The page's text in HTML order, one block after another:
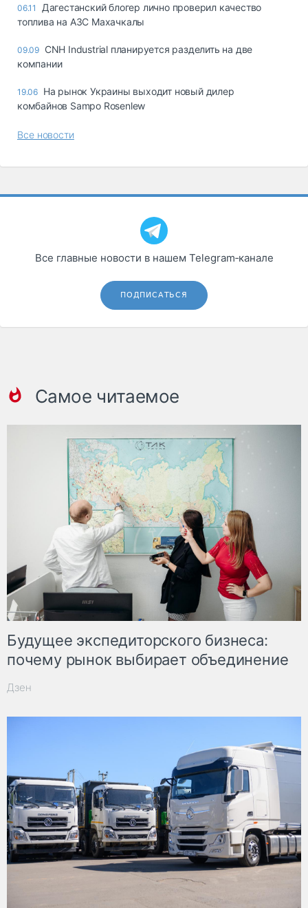
06.11
Дагестанский блогер лично проверил качество
топлива на АЗС Махачкалы
09.09 CNH Industrial планируется разделить на две
компании
19.06 На рынок Украины выходит новый дилер
комбайнов Sampo Rosenlew
Все новости
Все главные новости в нашем Telegram‑канале
ПОДПИСАТЬСЯ
Самое читаемое
Будущее экспедиторского бизнеса:
почему рынок выбирает объединение
Дзен